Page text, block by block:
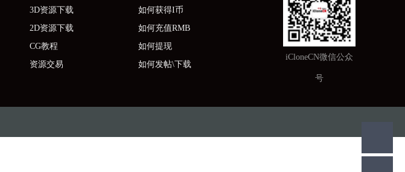
3D资源下载
2D资源下载
CG教程
资源交易
如何获得I币
如何充值RMB
如何提现
如何发帖\下载
iCloneCN微信公众
号